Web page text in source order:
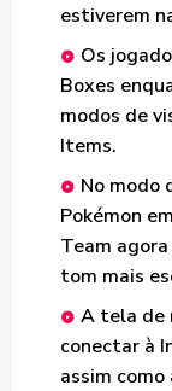
estiverem
Os
Boxes
modos de
Items.
No modo
Pokémon
Team
tom mais
A tela de
conectar à
assim